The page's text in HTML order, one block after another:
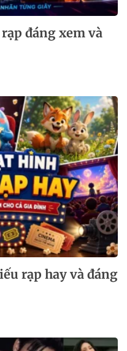
đáng xem và
rạp hay và đáng